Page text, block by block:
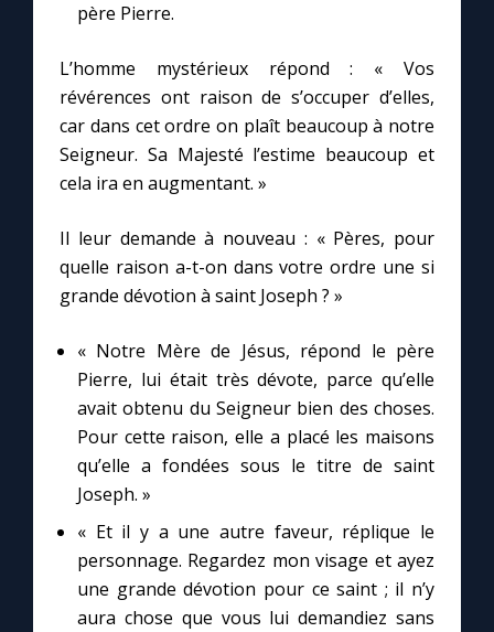
1000 Raisons de Croire
Chapelet pour le monde
Faire un don
père Pierre.
L’homme mystérieux répond : « Vos
révérences ont raison de s’occuper d’elles,
car dans cet ordre on plaît beaucoup à notre
Seigneur. Sa Majesté l’estime beaucoup et
cela ira en augmentant. »
Il leur demande à nouveau : « Pères, pour
quelle raison a-t-on dans votre ordre une si
grande dévotion à saint Joseph ? »
« Notre Mère de Jésus, répond le père
Pierre, lui était très dévote, parce qu’elle
avait obtenu du Seigneur bien des choses.
Pour cette raison, elle a placé les maisons
qu’elle a fondées sous le titre de saint
Joseph. »
« Et il y a une autre faveur, réplique le
personnage. Regardez mon visage et ayez
une grande dévotion pour ce saint ; il n’y
aura chose que vous lui demandiez sans